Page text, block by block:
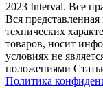
2023 Interval. Все
Вся
технических
товаров, носит
условиях не
положениями
Политика